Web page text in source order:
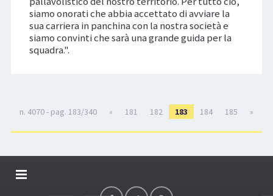
siamo onorati che abbia accettato di avviare la
sua carriera in panchina con la nostra società e
siamo convinti che sarà una grande guida per la
squadra.".
n. 4070 - pag. 183/340 « 181 182 183 184 185 »